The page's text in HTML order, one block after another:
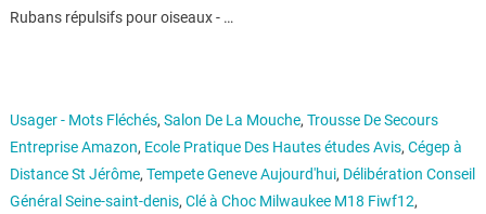
Rubans répulsifs pour oiseaux - …
Usager - Mots Fléchés, Salon De La Mouche, Trousse De Secours
Entreprise Amazon, Ecole Pratique Des Hautes études Avis, Cégep à
Distance St Jérôme, Tempete Geneve Aujourd'hui, Délibération Conseil
Général Seine-saint-denis, Clé à Choc Milwaukee M18 Fiwf12,